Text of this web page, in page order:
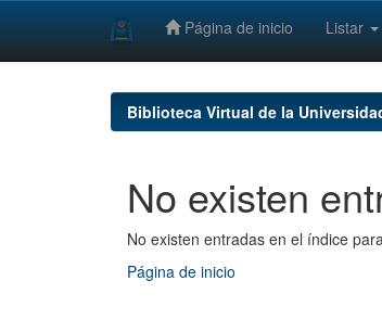
Página de inicio Listar
Biblioteca Virtual de la
No existen
No existen entradas en el índice
Página de inicio